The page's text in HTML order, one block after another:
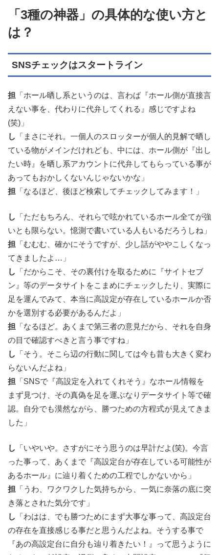
「3種の神器」の具体的な使い方と
は？
SNSチェックはスタートライン
担 「ホール晒し系というのは、言わば『ホール側が直接言
えない事を、代わりに代弁してくれる』感じですよね
(笑)」
し
「まさにそれ。一個人のスロッターが個人的見解で晒し
ている物がメインだけれども、中には、ホール側が『出し
たい時』を晒し系アカウントに代弁してもらっている事が
あってもおかしくないんじゃないかな」
担 「なるほど、後ほど検索してチェックしてみます！」
し
「ただもちろん、それらで呟かれているホール全てが強
いとも限らない。憶測で書いている人もいるだろうしね」
担 「むむむ、確かにそうですが、少し話がややこしくなっ
てきましたよ…」
し
「だからこそ、その裏付けを取るために『サイトセブ
ン』等のデータサイトをこまめにチェックしたり、実際に
足を運んでみて、本当に高設定が存在しているホールか否
かを選別する必要があるんだよ」
担 「なるほど。あくまで第三者の意見だから、それを自身
の目で確認すべきと言う事ですね」
し
「そう。そこら辺の行動に関しては今も昔も大きく変わ
らないんだよね」
担 「SNSで『高設定を入れてくれそう』なホール情報を
まず見つけ、その真偽を足を運ぶなりデータサイト等で確
認。自分でも漠然ながら、勝つための方程式が見えてきま
した」
し
「いやいや。さすがにそう思うのは早計だよ(笑)。今言
った事って、あくまで『高設定台が存在している可能性が
あるホール』に辿り着くための工程でしかないから」
担 「うわ、ワクワクした気持ちから、一気に奈落の底に突
き落とされた気分です」
し
「わはは、でも勝つためにまず大事な事って、高設定台
の存在を直接感じる事だと思うんだよね。そうする事で
『あの高設定台に自分も辿り着きたい！』って思うように